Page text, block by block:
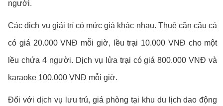
người.
Các dịch vụ giải trí có mức giá khác nhau. Thuê cần câu cá
có giá 20.000 VNĐ mỗi giờ, lều trại 10.000 VNĐ cho một
lều chứa 4 người. Dịch vụ lửa trại có giá 800.000 VNĐ và
karaoke 100.000 VNĐ mỗi giờ.
Đối với dịch vụ lưu trú, giá phòng tại khu du lịch dao động